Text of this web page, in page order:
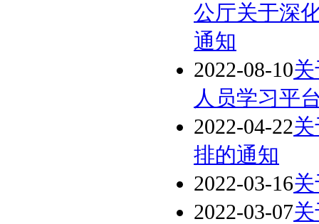
公厅关于深
通知
2022-08-10
人员学习平
2022-04-22
排的通知
2022-03-16
2022-03-07